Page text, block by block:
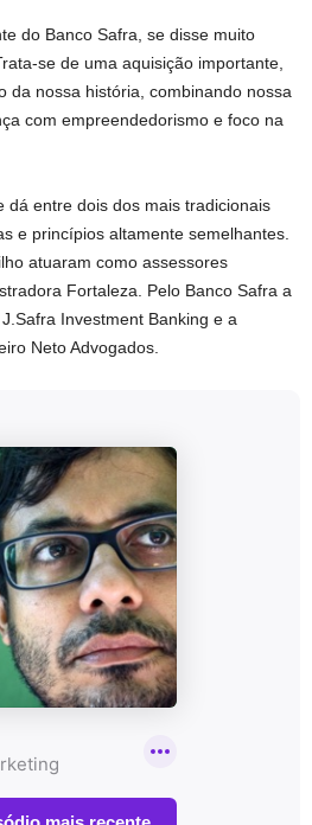
do Banco Safra, se disse muito
se de uma aquisição importante,
da nossa história, combinando nossa
com empreendedorismo e foco na
dá entre dois dos mais tradicionais
e princípios altamente semelhantes.
atuaram como assessores
Fortaleza. Pelo Banco Safra a
Investment Banking e a
Neto Advogados.